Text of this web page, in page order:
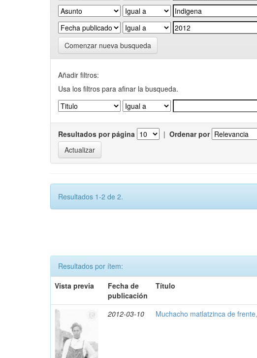
Comenzar nueva busqueda
Añadir filtros:
Usa los filtros para afinar la busqueda.
Resultados por página | Ordenar por
Resultados 1-2 de 2.
Resultados por ítem:
Vista previa
Fecha de
publicación
Título
2012-03-10 Muchacho matlatzinca de